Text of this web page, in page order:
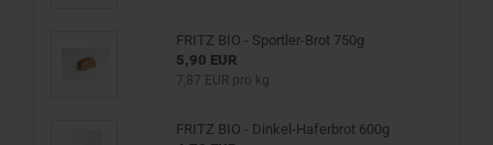
FRITZ BIO - Sportler-Brot 750g
5,90 EUR
7,87 EUR pro kg
FRITZ BIO - Dinkel-Haferbrot 600g